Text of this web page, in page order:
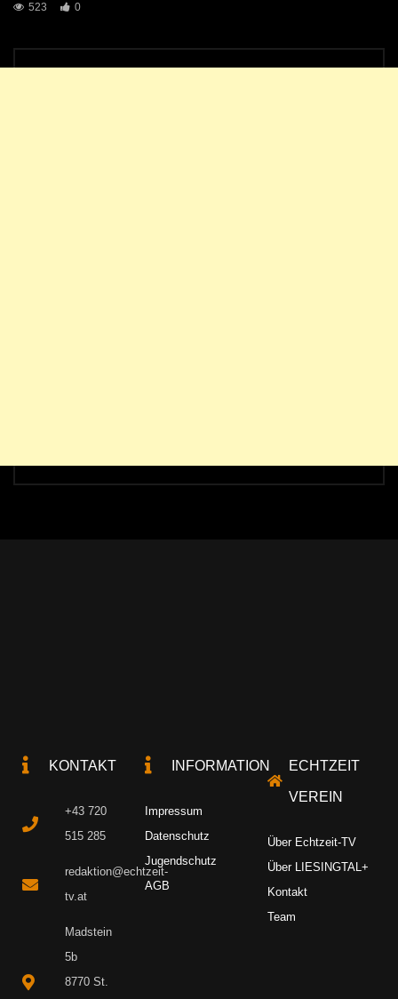
523
0
KONTAKT
+43 720
515 285
redaktion@echtzeit-
tv.at
Madstein
5b
8770 St.
INFORMATION
Impressum
Datenschutz
Jugendschutz
AGB
ECHTZEIT
VEREIN
Über Echtzeit-TV
Über LIESINGTAL+
Kontakt
Team